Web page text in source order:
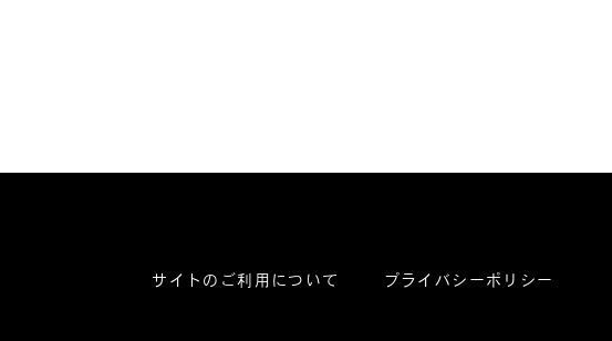
サイトのご利用について プライバシーポリシー